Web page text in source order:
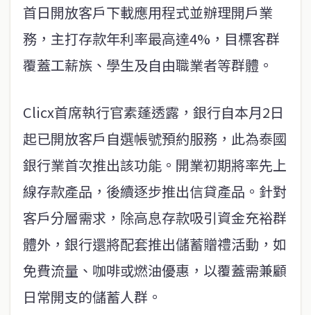
首日開放客戶下載應用程式並辦理開戶業
務，主打存款年利率最高達4%，目標客群
覆蓋工薪族、學生及自由職業者等群體。
Clicx首席執行官素蓬透露，銀行自本月2日
起已開放客戶自選帳號預約服務，此為泰國
銀行業首次推出該功能。開業初期將率先上
線存款產品，後續逐步推出信貸產品。針對
客戶分層需求，除高息存款吸引資金充裕群
體外，銀行還將配套推出儲蓄贈禮活動，如
免費流量、咖啡或燃油優惠，以覆蓋需兼顧
日常開支的儲蓄人群。